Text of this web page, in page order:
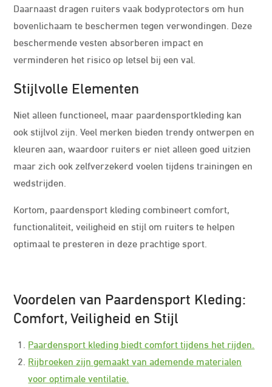
Daarnaast dragen ruiters vaak bodyprotectors om hun
bovenlichaam te beschermen tegen verwondingen. Deze
beschermende vesten absorberen impact en
verminderen het risico op letsel bij een val.
Stijlvolle Elementen
Niet alleen functioneel, maar paardensportkleding kan
ook stijlvol zijn. Veel merken bieden trendy ontwerpen en
kleuren aan, waardoor ruiters er niet alleen goed uitzien
maar zich ook zelfverzekerd voelen tijdens trainingen en
wedstrijden.
Kortom, paardensport kleding combineert comfort,
functionaliteit, veiligheid en stijl om ruiters te helpen
optimaal te presteren in deze prachtige sport.
Voordelen van Paardensport Kleding:
Comfort, Veiligheid en Stijl
Paardensport kleding biedt comfort tijdens het rijden.
Rijbroeken zijn gemaakt van ademende materialen
voor optimale ventilatie.